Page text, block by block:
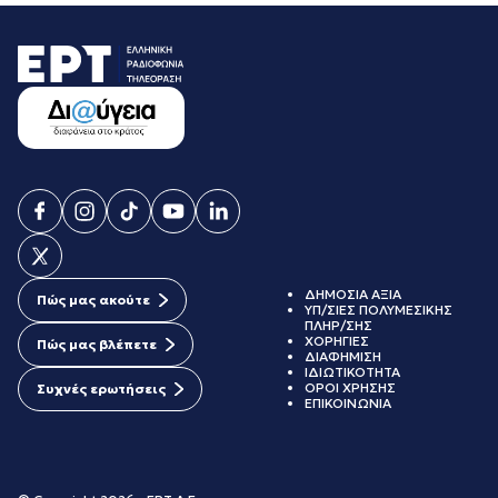
Πώς μας ακούτε
Πώς μας βλέπετε
Συχνές ερωτήσεις
ΔΗΜΟΣΙΑ ΑΞΙΑ
ΥΠ/ΣΙΕΣ ΠΟΛΥΜΕΣΙΚΗΣ
ΠΛΗΡ/ΣΗΣ
ΧΟΡΗΓΙΕΣ
ΔΙΑΦΗΜΙΣΗ
ΙΔΙΩΤΙΚΟΤΗΤΑ
ΟΡΟΙ ΧΡΗΣΗΣ
ΕΠΙΚΟΙΝΩΝΙΑ